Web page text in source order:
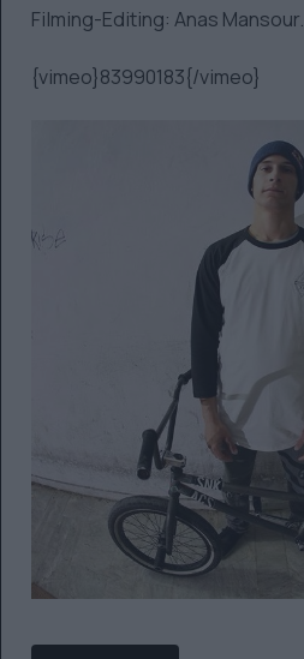
Filming-Editing: Anas Mansour.
{vimeo}83990183{/vimeo}